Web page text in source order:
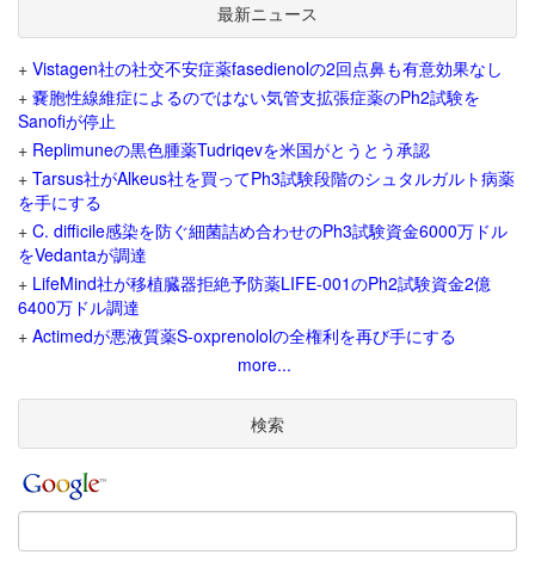
最新ニュース
+ Vistagen社の社交不安症薬fasedienolの2回点鼻も有意効果なし
+ 嚢胞性線維症によるのではない気管支拡張症薬のPh2試験を
Sanofiが停止
+ Replimuneの黒色腫薬Tudriqevを米国がとうとう承認
+ Tarsus社がAlkeus社を買ってPh3試験段階のシュタルガルト病薬
を手にする
+ C. difficile感染を防ぐ細菌詰め合わせのPh3試験資金6000万ドル
をVedantaが調達
+ LifeMind社が移植臓器拒絶予防薬LIFE-001のPh2試験資金2億
6400万ドル調達
+ Actimedが悪液質薬S-oxprenololの全権利を再び手にする
more...
検索